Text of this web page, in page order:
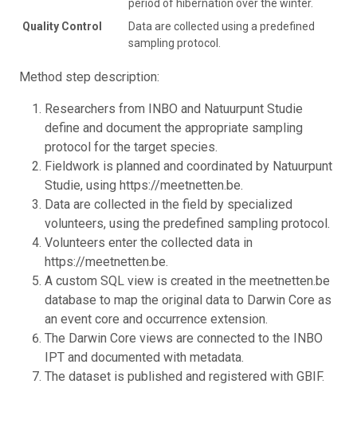
period of hibernation over the winter.
Quality Control
Data are collected using a predefined
sampling protocol.
Method step description:
Researchers from INBO and Natuurpunt Studie
define and document the appropriate sampling
protocol for the target species.
Fieldwork is planned and coordinated by Natuurpunt
Studie, using https://meetnetten.be.
Data are collected in the field by specialized
volunteers, using the predefined sampling protocol.
Volunteers enter the collected data in
https://meetnetten.be.
A custom SQL view is created in the meetnetten.be
database to map the original data to Darwin Core as
an event core and occurrence extension.
The Darwin Core views are connected to the INBO
IPT and documented with metadata.
The dataset is published and registered with GBIF.